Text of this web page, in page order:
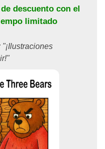
descuento con el
limitado